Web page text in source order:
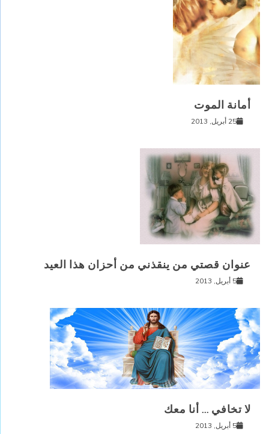
أمانة الموت
25 أبريل, 2013
عنوان قصتي من ينقذني من أحزان هذا العيد
5 أبريل, 2013
لا تخافي … أنا معك
5 أبريل, 2013